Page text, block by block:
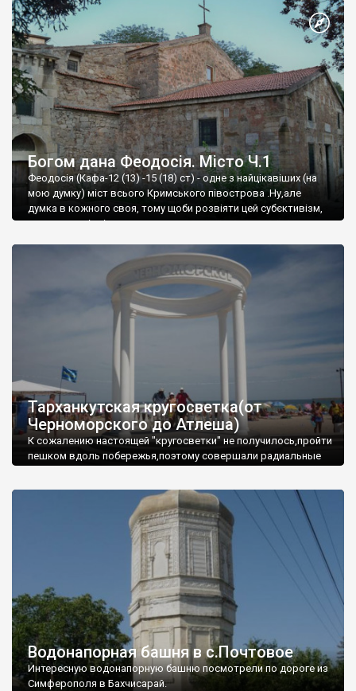
Богом дана Феодосія. Місто Ч.1
Феодосія (Кафа-12 (13) -15 (18) ст) - одне з найцікавіших (на
мою думку) міст всього Кримського півострова .Ну,але
думка в кожного своя, тому щоби розвіяти цей субєктивізм,
запрошую відвідати це
Тарханкутская кругосветка(от
Черноморского до Атлеша)
К сожалению настоящей "кругосветки" не получилось,пройти
пешком вдоль побережья,поэтому совершали радиальные
Водонапорная башня в с.Почтовое
Интересную водонапорную башню посмотрели по дороге из
Симферополя в Бахчисарай.